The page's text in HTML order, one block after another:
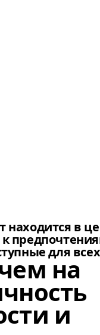
изящными
в
для
на
и